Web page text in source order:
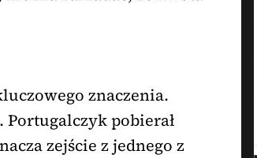
znaczenia.
Portugalczyk pobierał
zejście z jednego z